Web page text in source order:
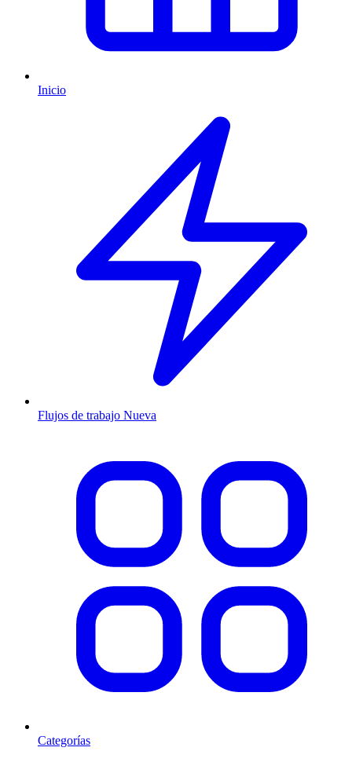
Inicio
Flujos de trabajo Nueva
Categorías